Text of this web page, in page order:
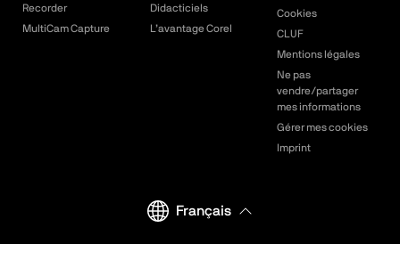
Recorder
MultiCam Capture
Didacticiels
L’avantage Corel
Cookies
CLUF
Mentions légales
Ne pas
vendre/partager
mes informations
Gérer mes cookies
Imprint
Français